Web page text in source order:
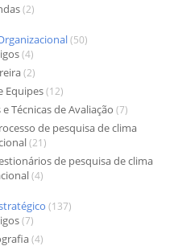
(2)
(50)
(4)
(2)
Equipes(12)
Técnicas de Avaliação (7)
de pesquisa de clima
(21)
de pesquisa de clima
(4)
(137)
(7)
(4)